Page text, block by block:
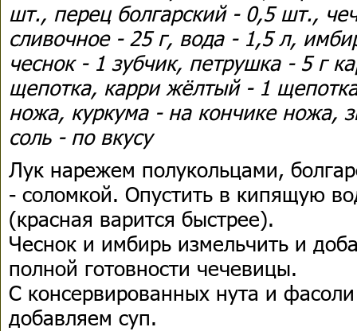
шт., перец болгарский - 0,5 шт.,
сливочное - 25 г, вода - 1,5 л,
чеснок - 1 зубчик, петрушка - 5 г
щепотка, карри жёлтый - 1
ножа, куркума - на кончике ножа,
соль - по вкусу
Лук нарежем полукольцами,
- соломкой. Опустить в кипящую
(красная варится быстрее).
Чеснок и имбирь измельчить и
полной готовности чечевицы.
С консервированных нута и
добавляем суп.